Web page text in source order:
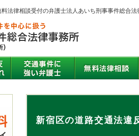
法律相談受付の弁護士法人あいち刑事事件総合法
新宿区の道路交通法